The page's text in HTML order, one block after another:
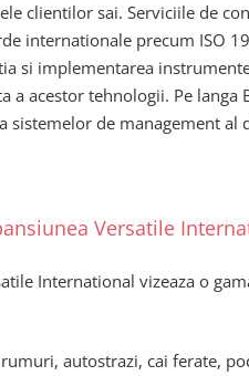
clientilor sai. Serviciile de
internationale precum ISO
si implementarea
a acestor tehnologii. Pe
de management
Versatile
International vizeaza o
autostrazi, cai ferate,